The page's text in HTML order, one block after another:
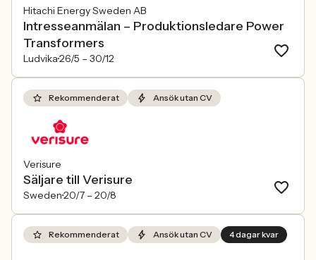
Hitachi Energy Sweden AB
Intresseanmälan – Produktionsledare Power
Transformers
Ludvika26/5 – 30/12
Rekommenderat Ansök utan CV
Verisure
Säljare till Verisure
Sweden20/7 – 20/8
Rekommenderat Ansök utan CV 4 dagar kvar